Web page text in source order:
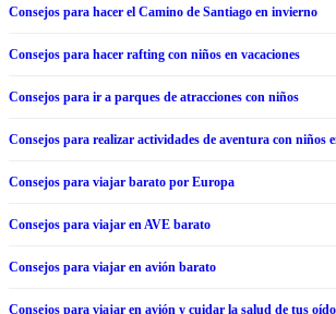
Consejos para hacer el Camino de Santiago en invierno
Consejos para hacer rafting con niños en vacaciones
Consejos para ir a parques de atracciones con niños
Consejos para realizar actividades de aventura con niños
Consejos para viajar barato por Europa
Consejos para viajar en AVE barato
Consejos para viajar en avión barato
Consejos para viajar en avión y cuidar la salud de tus